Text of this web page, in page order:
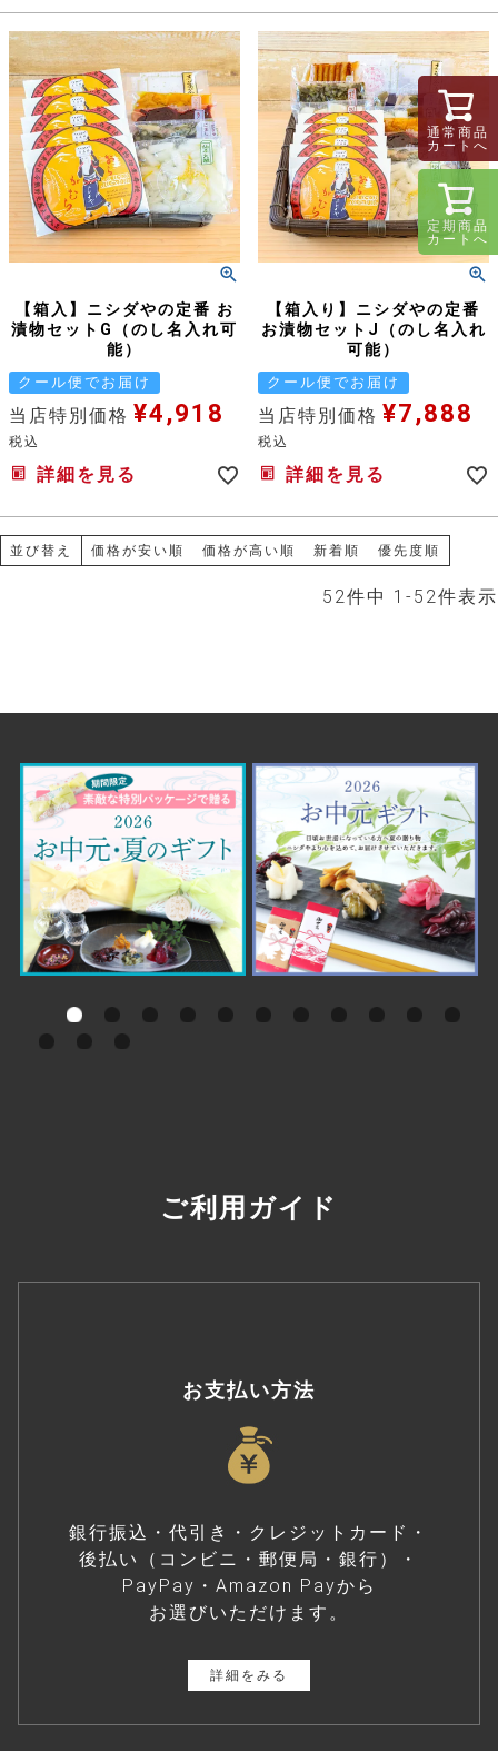
【箱入】ニシダやの定番 お
漬物セットG（のし名入れ可
能）
クール便でお届け
当店特別価格 ¥4,918
税込
詳細を見る
【箱入り】ニシダやの定番
お漬物セットJ（のし名入れ
可能）
クール便でお届け
当店特別価格 ¥7,888
税込
詳細を見る
並び替え 価格が安い順 価格が高い順 新着順 優先度順
52件中 1 - 52件表示
通常商品
カートへ
定期商品
カートへ
ご利用ガイド
お支払い方法
銀行振込・代引き・クレジットカード・
後払い（コンビニ・郵便局・銀行）・
PayPay・Amazon Payから
お選びいただけます。
詳細をみる